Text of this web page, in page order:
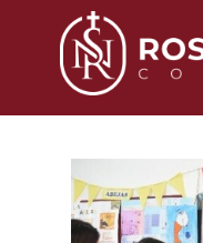
Nosotros
Noticias
Vida Cotidiana